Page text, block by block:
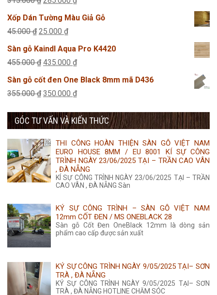
350.000 ₫.
gốc
là:
hiện
285.000 ₫.
Xốp Dán Tường Màu Giả Gỗ
45.000₫ Giá
gốc
là:
25.000 ₫Giá
hiện
tại
25.000 ₫.
Sàn gỗ Kaindl Aqua Pro K4420
455.000₫ Giá
gốc
là:
435.000 ₫Giá
hiện
tại
435.000 ₫.
Sàn gỗ cốt đen One Black 8mm mã D436
355.000₫ Giá
là:
350.000 ₫Giá
tại
350.000 ₫.
GÓC TƯ VẤN VÀ KIẾN THỨC
THI CÔNG HOÀN THIỆN SÀN GỖ VIỆT NAM
EURO HOUSE 8MM / EU 8001 KÍ SỰ CÔNG
TRÌNH NGÀY 23/06/2025 TẠI – TRẦN CAO VÂN
, ĐÀ NẴNG
KÍ SỰ CÔNG TRÌNH NGÀY 23/06/2025 TẠI – TRẦN
CAO VÂN , ĐÀ NẴNG Sàn
KÝ SỰ CÔNG TRÌNH – SÀN GỖ VIỆT NAM
12mm CỐT ĐEN / MS ONEBLACK 28
Sàn gỗ Cốt Đen OneBlack 12mm là dòng sản
phẩm cao cấp được sản xuất
KÝ SỰ CÔNG TRÌNH NGÀY 9/05/2025 TẠI– SƠN
TRÀ , ĐÀ NẴNG
KÝ SỰ CÔNG TRÌNH NGÀY 9/05/2025 TẠI– SƠN
TRÀ , ĐÀ NẴNG HOTLINE CHĂM SÓC